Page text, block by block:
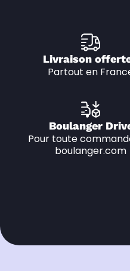
Livraison
Partout en
Boulanger
Pour toute
boulanger.com